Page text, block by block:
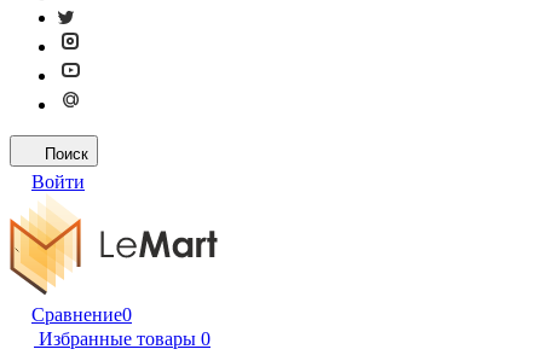
Поиск
Войти
Сравнение0
Избранные товары 0